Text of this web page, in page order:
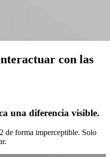
con las
una diferencia visible.
de forma imperceptible. Solo